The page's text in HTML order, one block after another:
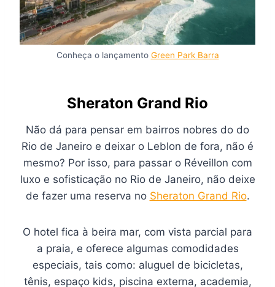
Conheça o lançamento Green Park Barra
Sheraton Grand Rio
Não dá para pensar em bairros nobres do do
Rio de Janeiro e deixar o Leblon de fora, não é
mesmo? Por isso, para passar o Réveillon com
luxo e sofisticação no Rio de Janeiro, não deixe
de fazer uma reserva no Sheraton Grand Rio.
O hotel fica à beira mar, com vista parcial para
a praia, e oferece algumas comodidades
especiais, tais como: aluguel de bicicletas,
tênis, espaço kids, piscina externa, academia,